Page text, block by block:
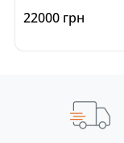
Mercedes Benz,
22000 грн